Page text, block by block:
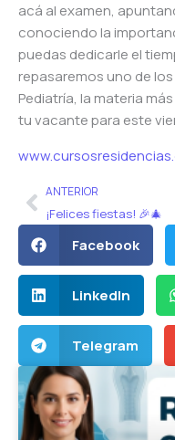
acá al examen,
conociendo la
puedas dedicarle el
repasaremos uno de
Pediatría, la materia
tu vacante para este
AntANTERIOR
¡Felices fiestas! 🎉🎄
Facebook
LinkedIn
Telegram